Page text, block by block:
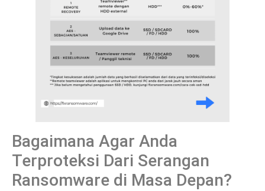
Bagaimana Agar Anda
Terproteksi Dari Serangan
Ransomware di Masa Depan?